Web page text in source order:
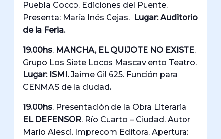
Puebla Cocco. Ediciones del Puente.
Presenta: María Inés Cejas. Lugar: Auditorio
de la Feria.
19.00hs. MANCHA, EL QUIJOTE NO EXISTE.
Grupo Los Siete Locos Mascaviento Teatro.
Lugar: ISMI.Jaime Gil 625. Función para
CENMAS de la ciudad.
19.00hs. Presentación de la Obra Literaria
EL DEFENSOR. Río Cuarto – Ciudad. Autor
Mario Alesci. Imprecom Editora. Apertura: